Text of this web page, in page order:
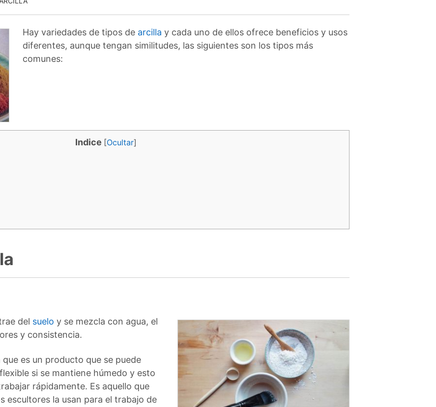
Hay variedades de tipos de arcilla y cada uno de ellos ofrece beneficios y usos
diferentes, aunque tengan similitudes, las siguientes son los tipos más
comunes:
Indice [Ocultar]
del suelo y se mezcla con agua, el
y consistencia.
es un producto que se puede
si se mantiene húmedo y esto
rápidamente. Es aquello que
escultores la usan para el trabajo de